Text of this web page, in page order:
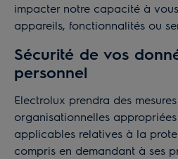
impacter notre capacité à
appareils, fonctionnalités ou
Sécurité de vos
personnel
Electrolux prendra des
organisationnelles
applicables relatives à la
compris en demandant à ses